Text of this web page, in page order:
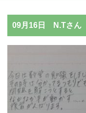
高認塾のご案内
高卒認定試験とは
高卒認定試験にかかる費用
09月16日 N.Tさん